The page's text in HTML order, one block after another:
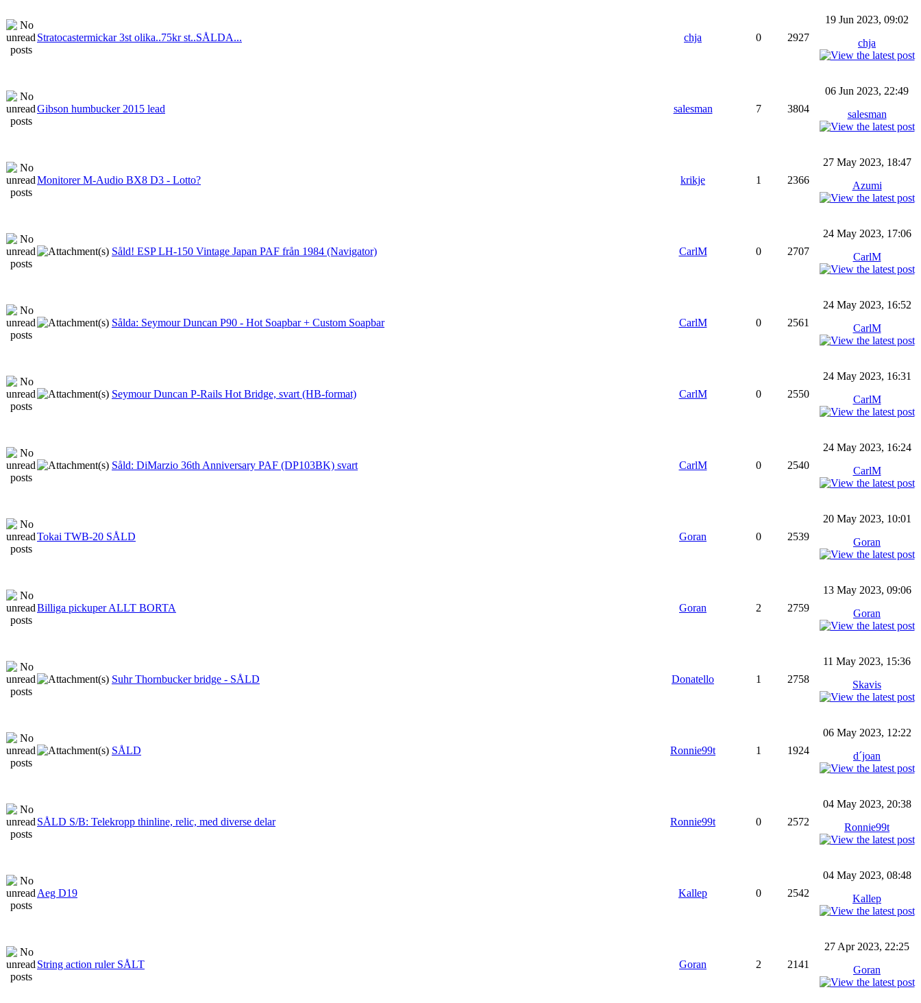
Stratocastermickar 3st olika..75kr st..SÅLDA... chja 0 2927
19 Jun 2023, 09:02
chja
Gibson humbucker 2015 lead salesman 7 3804
06 Jun 2023, 22:49
salesman
Monitorer M-Audio BX8 D3 - Lotto? krikje 1 2366
27 May 2023, 18:47
Azumi
Såld! ESP LH-150 Vintage Japan PAF från 1984 (Navigator) CarlM 0 2707
24 May 2023, 17:06
CarlM
Sålda: Seymour Duncan P90 - Hot Soapbar + Custom Soapbar CarlM 0 2561
24 May 2023, 16:52
CarlM
Seymour Duncan P-Rails Hot Bridge, svart (HB-format) CarlM 0 2550
24 May 2023, 16:31
CarlM
Såld: DiMarzio 36th Anniversary PAF (DP103BK) svart CarlM 0 2540
24 May 2023, 16:24
CarlM
Tokai TWB-20 SÅLD Goran 0 2539
20 May 2023, 10:01
Goran
Billiga pickuper ALLT BORTA Goran 2 2759
13 May 2023, 09:06
Goran
Suhr Thornbucker bridge - SÅLD Donatello 1 2758
11 May 2023, 15:36
Skavis
SÅLD Ronnie99t 1 1924
06 May 2023, 12:22
d´joan
SÅLD S/B: Telekropp thinline, relic, med diverse delar Ronnie99t 0 2572
04 May 2023, 20:38
Ronnie99t
Aeg D19 Kallep 0 2542
04 May 2023, 08:48
Kallep
String action ruler SÅLT Goran 2 2141
27 Apr 2023, 22:25
Goran